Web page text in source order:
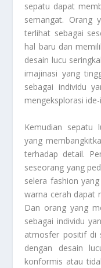
sepatu dapat
semangat. Orang
terlihat sebagai
hal baru dan
desain lucu
imajinasi yang
sebagai individu
mengeksplorasi
Kemudian sepatu
yang
terhadap detail.
seseorang yang
selera fashion
warna cerah dapat
Dan orang yang
sebagai individu
atmosfer positif di
dengan desain
konformis atau